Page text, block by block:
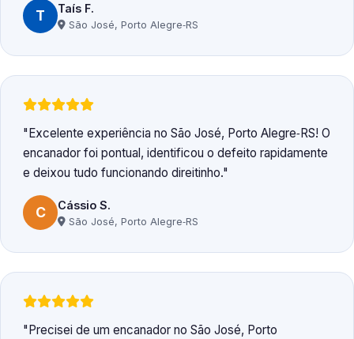
T Taís F.
São José, Porto Alegre‑RS
Excelente experiência no São José, Porto Alegre‑RS! O
encanador foi pontual, identificou o defeito rapidamente
e deixou tudo funcionando direitinho.
C Cássio S.
São José, Porto Alegre‑RS
Precisei de um encanador no São José, Porto